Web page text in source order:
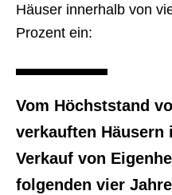
Häuser innerhalb von
Prozent ein:
Vom Höchststand
verkauften Häusern
Verkauf von
folgenden vier